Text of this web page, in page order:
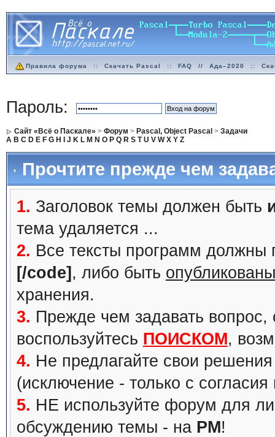
Правила форума :: Скачать Pascal :: FAQ // Ада–2020 ::
Пароль:
Сайт «Всё о Паскале» > Форум > Pascal, Object Pascal > Задачи
A B C D E F G H J K L M N O P Q R S T U V W X Y Z
Прочтите прежде чем
1. Заголовок темы должен быть
тема удаляется ...
2. Все тексты программ должны
[/code] , либо быть
хранения.
3. Прежде чем задавать вопрос,
воспользуйтесь ПОИСКОМ,
4. Не предлагайте свои
(исключение - только с
5. НЕ используйте форум для
обсуждению темы - на PM!